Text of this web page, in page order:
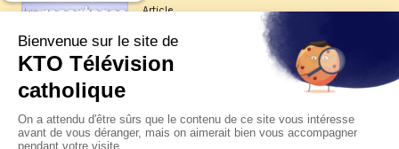
Article
Les reportages d'été 2026 de KTO
La visite pastorale du pape Léon
XIV à Assise à suivre sur KTO le
jeudi 6 août